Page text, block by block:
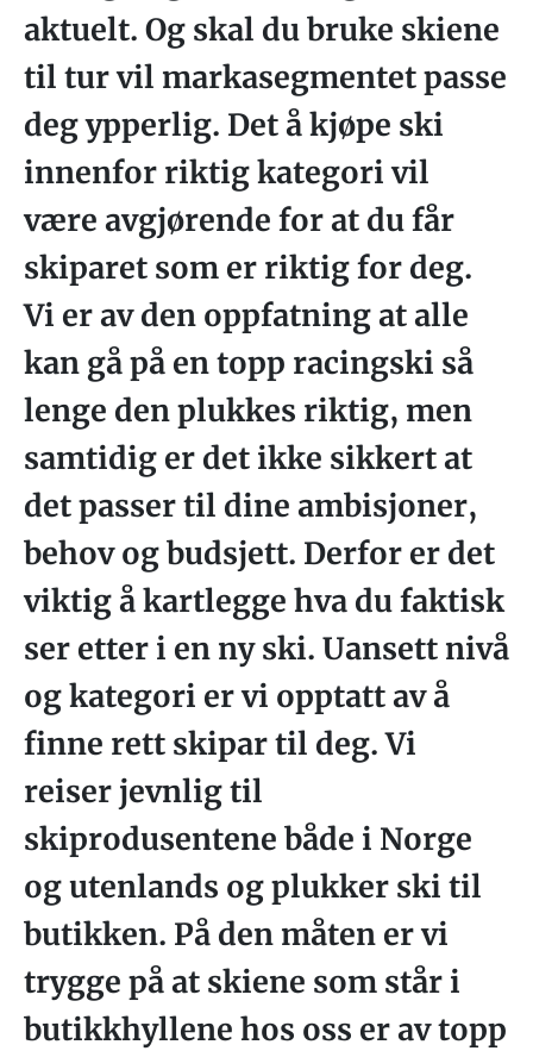
aktuelt. Og skal du bruke skiene
til tur vil markasegmentet passe
deg ypperlig. Det å kjøpe ski
innenfor riktig kategori vil
være avgjørende for at du får
skiparet som er riktig for deg.
Vi er av den oppfatning at alle
kan gå på en topp racingski så
lenge den plukkes riktig, men
samtidig er det ikke sikkert at
det passer til dine ambisjoner,
behov og budsjett. Derfor er det
viktig å kartlegge hva du faktisk
ser etter i en ny ski. Uansett nivå
og kategori er vi opptatt av å
finne rett skipar til deg. Vi
reiser jevnlig til
skiprodusentene både i Norge
og utenlands og plukker ski til
butikken. På den måten er vi
trygge på at skiene som står i
butikkhyllene hos oss er av topp